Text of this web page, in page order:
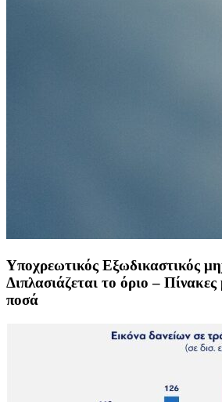
Υποχρεωτικός Εξωδικαστικός
Διπλασιάζεται το όριο –
ποσά